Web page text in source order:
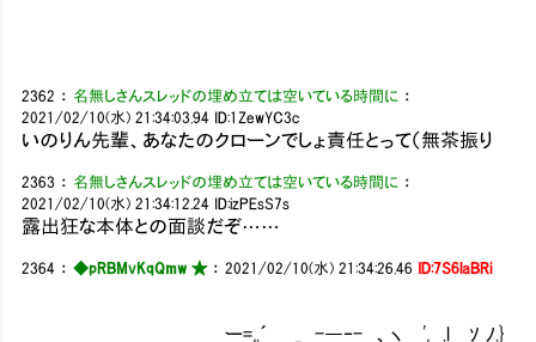
2362 ： 名無しさんスレッドの埋め立ては空いている時間に ：
2021/02/10(水) 21:34:03.94 ID:1ZewYC3c
いのりん先輩、あなたのクローンでしょ責任とって（無茶振り
2363 ： 名無しさんスレッドの埋め立ては空いている時間に ：
2021/02/10(水) 21:34:12.24 ID:izPEsS7s
露出狂な本体との面談だぞ……
2364 ：◆pRBMvKqQmw ★：2021/02/10(水) 21:34:26.46 ID:7S6laBRi
ー=,.´ _ -―‐- 、ヽ ', .l ｿ ﾉ.}